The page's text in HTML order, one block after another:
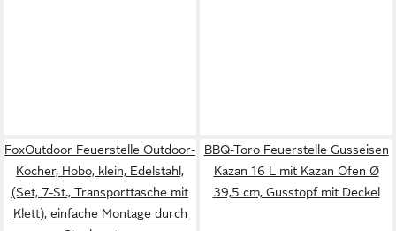
FoxOutdoor Feuerstelle Outdoor-
Kocher, Hobo, klein, Edelstahl,
(Set, 7-St., Transporttasche mit
Klett), einfache Montage durch
BBQ-Toro Feuerstelle Gusseisen
Kazan 16 L mit Kazan Ofen Ø
39,5 cm, Gusstopf mit Deckel